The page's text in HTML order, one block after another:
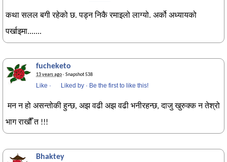
कथा सलल बगी रहेको छ. पड्न निकै रमाइलो लाग्यो. अर्को अध्यायको
पर्खाइमा.......
fucheketo
13 years ago· Snapshot 538
Like · Liked by · Be the first to like this!
मन न हो असन्तोकी हुन्छ, अझ वढी अझ वढी भनीरहन्छ, दाजु खुरुक्क न तेश्रो
भाग राखौँ त !!!
Bhaktey